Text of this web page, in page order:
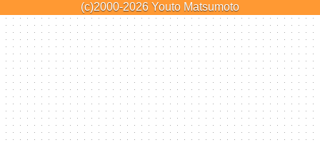
(c)2000-2026 Youto Matsumoto